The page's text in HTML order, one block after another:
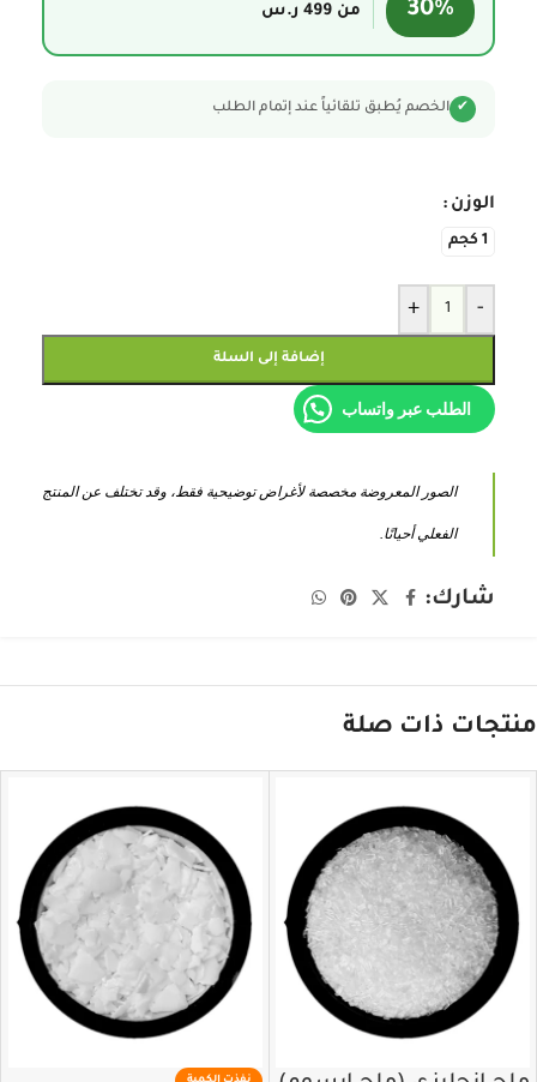
من ⁦499⁩ ر.س
✔ الخصم يُطبق تلقائياً عند إتمام الطلب
الوزن
1 كجم
-
+
إضافة إلى السلة
الطلب عبر واتساب
الصور المعروضة مخصصة لأغراض توضيحية فقط، وقد تختلف عن المنتج
الفعلي أحيانًا.
شارك:
منتجات ذات صلة